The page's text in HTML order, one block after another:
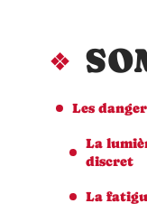
Les
La
discret
La